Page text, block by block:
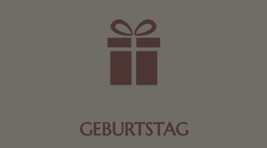
GEBURTSTAG